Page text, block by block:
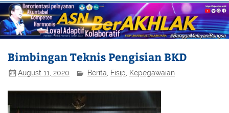
Bimbingan Teknis Pengisian BKD
August 11, 2020 Berita Fisip Kepegawaian